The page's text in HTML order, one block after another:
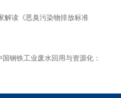
解读《恶臭污染物排放标准
国钢铁工业废水回用与资源化：